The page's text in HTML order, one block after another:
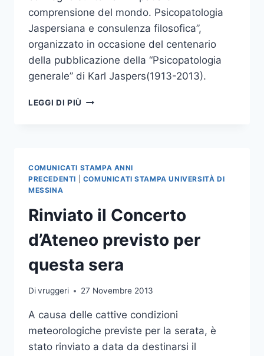
comprensione del mondo. Psicopatologia
Jaspersiana e consulenza filosofica”,
organizzato in occasione del centenario
della pubblicazione della “Psicopatologia
generale” di Karl Jaspers(1913-2013).
LEGGI DI PIÙ CONVEGNO
COMUNICATI STAMPA ANNI
PRECEDENTI
COMUNICATI STAMPA UNIVERSITÀ DI
MESSINA
Rinviato il Concerto
d’Ateneo previsto per
questa sera
Divruggeri 27 Novembre 2013
A causa delle cattive condizioni
meteorologiche previste per la serata, è
stato rinviato a data da destinarsi il